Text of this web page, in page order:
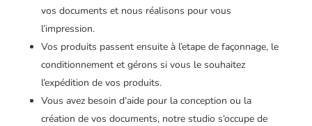
vos documents et nous réalisons pour vous
l’impression.
Vos produits passent ensuite à l’etape de façonnage, le
conditionnement et gérons si vous le souhaitez
l’expédition de vos produits.
Vous avez besoin d’aide pour la conception ou la
création de vos documents, notre studio s’occupe de